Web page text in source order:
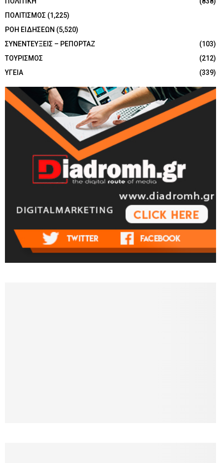
ΠΟΛΙΤΙΣΜΟΣ (1,225)
ΡΟΗ ΕΙΔΗΣΕΩΝ (5,520)
ΣΥΝΕΝΤΕΥΞΕΙΣ – ΡΕΠΟΡΤΑΖ
(103)
ΤΟΥΡΙΣΜΟΣ
(212)
ΥΓΕΙΑ
(339)